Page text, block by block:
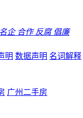
名企 合作 反腐 倡廉
明 数据声明 名词解释
广州二手房